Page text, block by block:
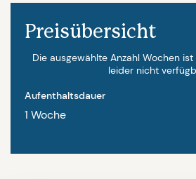
internationalen Sendern) eine
Grillofen und Kochplatten,
zwei Einzelbetten (90 x 200)
Preisübersicht
Die ausgewählte Anzahl Wochen
leider nicht
Aufenthaltsdauer